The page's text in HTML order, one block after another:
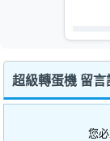
超級轉蛋機 留言
您